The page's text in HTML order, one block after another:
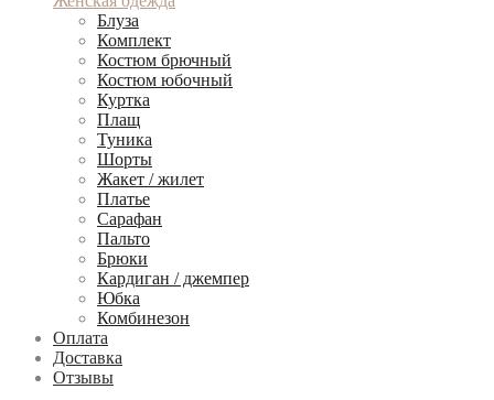
Блуза
Комплект
Костюм брючный
Костюм юбочный
Куртка
Плащ
Туника
Шорты
Жакет / жилет
Платье
Сарафан
Пальто
Брюки
Кардиган / джемпер
Юбка
Комбинезон
Оплата
Доставка
Отзывы